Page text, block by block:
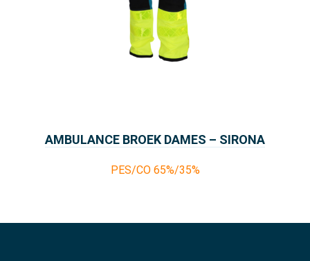
AMBULANCE BROEK DAMES – SIRONA
PES/CO 65%/35%